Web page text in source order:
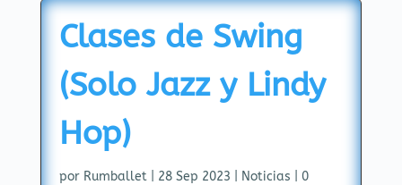
Clases de Swing
(Solo Jazz y Lindy
Hop)
por Rumballet| 28 Sep 2023 Noticias
0